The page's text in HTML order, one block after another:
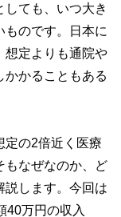
ても、いつ大き
ものです。日本に
想定よりも通院や
かかることもある
定の2倍近く医療
もなぜなのか、ど
説します。今回は
40万円の収入